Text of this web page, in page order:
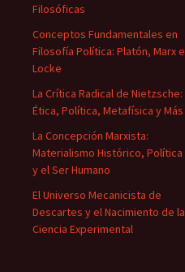
Filosóficas
Conceptos Fundamentales en
Filosofía Política: Platón, Marx e
Locke
La Crítica Radical de Nietzsche:
Ética, Política, Metafísica y Más
La Concepción Marxista:
Materialismo Histórico, Política
y el Ser Humano
El Universo Mecanicista de
Descartes y el Nacimiento de la
Ciencia Experimental